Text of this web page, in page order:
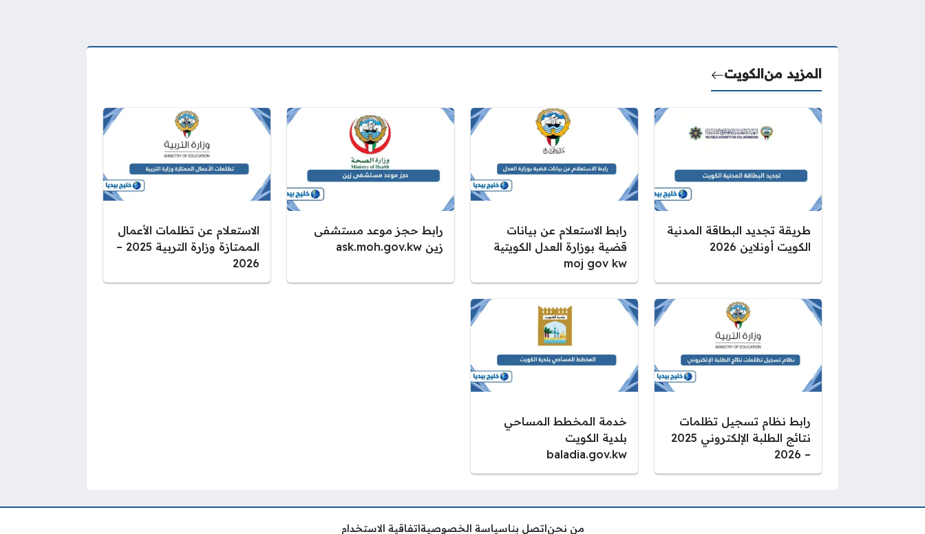
المزيد منالكويت
طريقة تجديد البطاقة المدنية
الكويت أونلاين 2026
رابط الاستعلام عن بيانات
قضية بوزارة العدل الكويتية
moj gov kw
رابط حجز موعد مستشفى
زين ask.moh.gov.kw
الاستعلام عن تظلمات الأعمال
الممتازة وزارة التربية 2025 –
2026
رابط نظام تسجيل تظلمات
نتائج الطلبة الإلكتروني 2025
– 2026
خدمة المخطط المساحي
بلدية الكويت
baladia.gov.kw
من نحناتصل بناسياسة الخصوصيةاتفاقية الاستخدام